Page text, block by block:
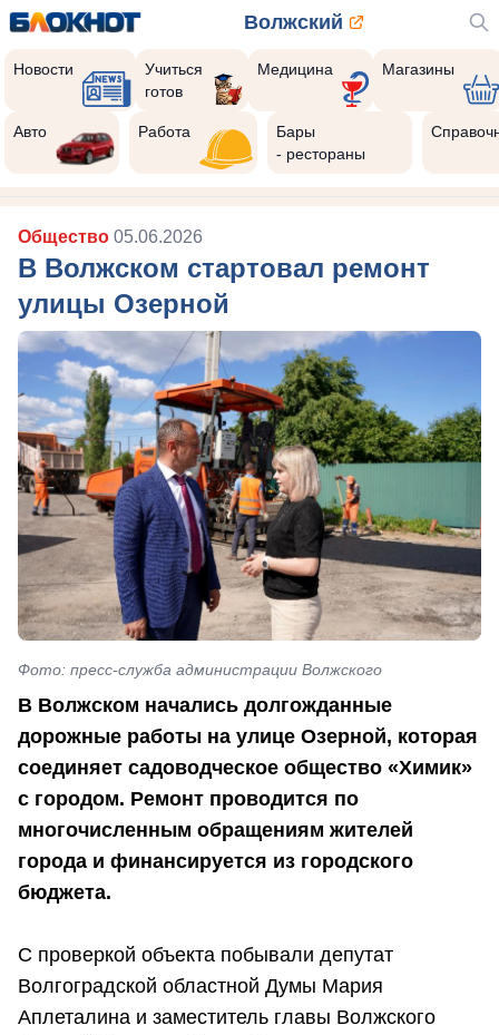
Волжский
Новости
Учиться
готов
Медицина Магазины
Авто Работа
Бары
- рестораны
Общество 05.06.2026
В Волжском стартовал ремонт
улицы Озерной
Фото: пресс-служба администрации Волжского
В Волжском начались долгожданные
дорожные работы на улице Озерной, которая
соединяет садоводческое общество «Химик»
с городом. Ремонт проводится по
многочисленным обращениям жителей
города и финансируется из городского
бюджета.
С проверкой объекта побывали депутат
Волгоградской областной Думы Мария
Аплеталина и заместитель главы Волжского